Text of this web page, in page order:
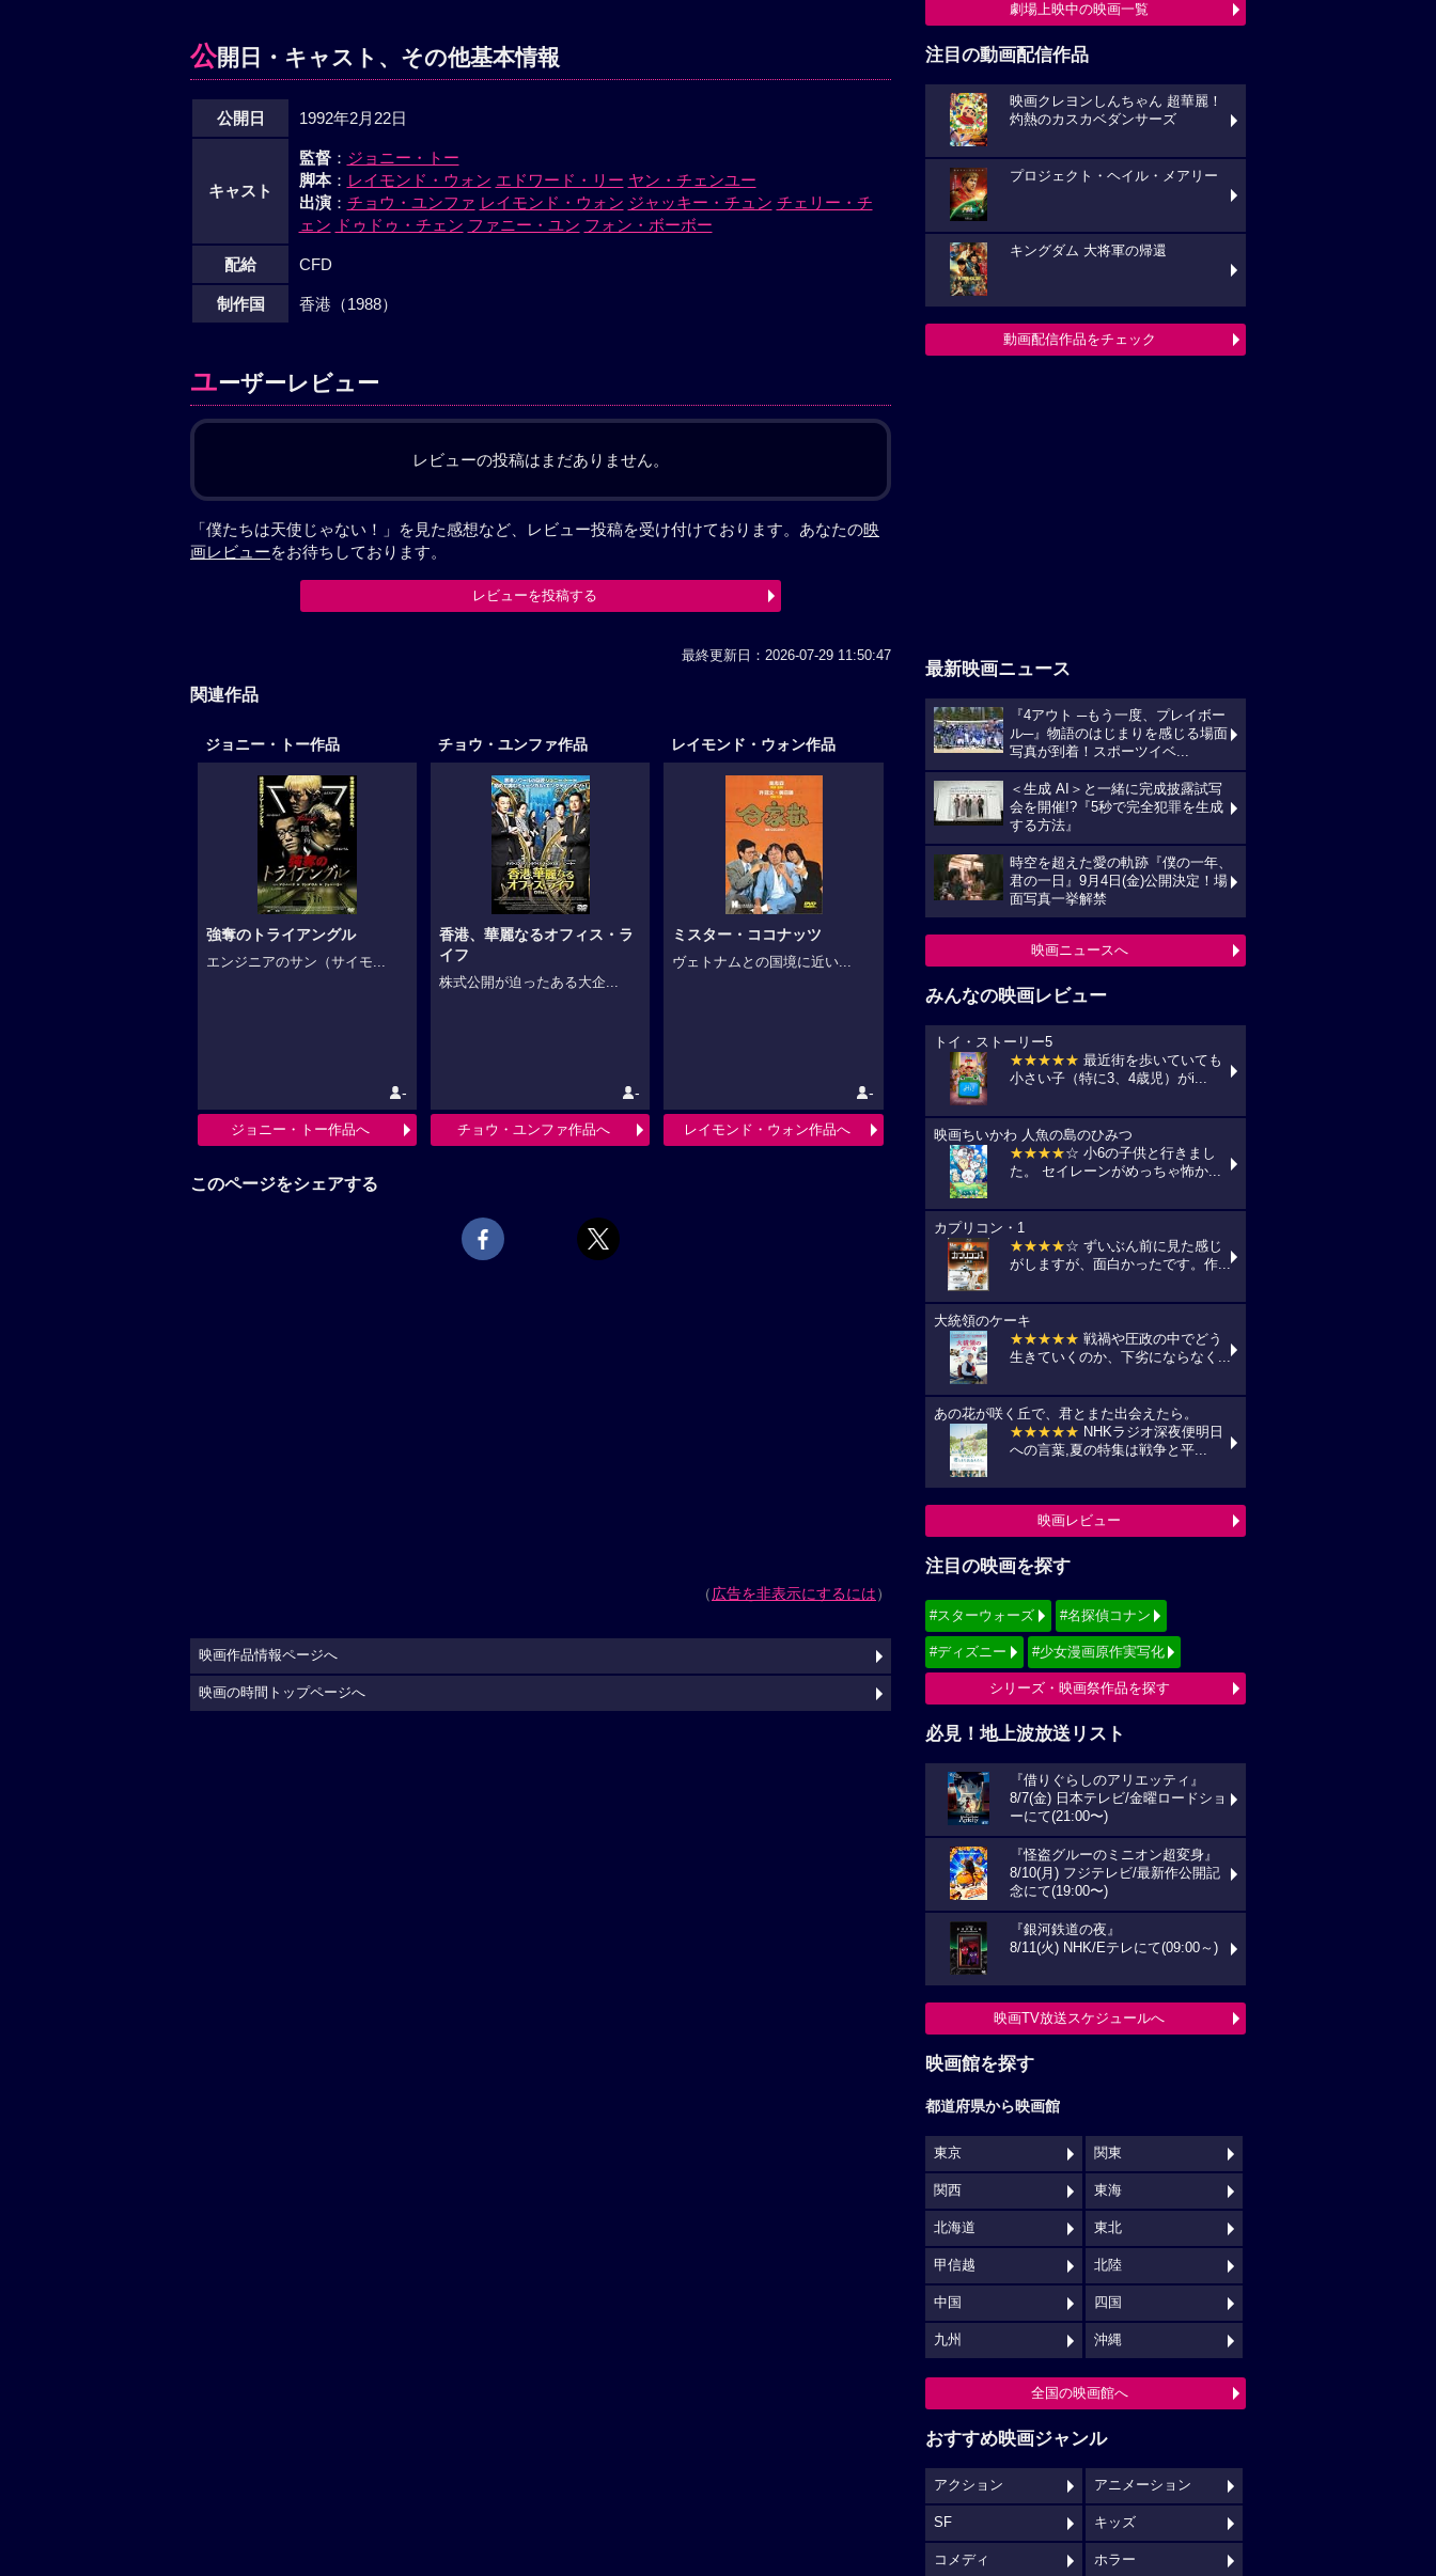
公開日・キャスト、その他基本情報
公開日 1992年2月22日
キャスト
監督： ジョニー・トー
脚本： レイモンド・ウォン エドワード・リー ヤン・チェンユー
出演： チョウ・ユンファ レイモンド・ウォン ジャッキー・チュン チェリー・チ
ェン ドゥドゥ・チェン ファニー・ユン フォン・ボーボー
配給 CFD
制作国 香港（1988）
ユーザーレビュー
レビューの投稿はまだありません。
「僕たちは天使じゃない！」を見た感想など、レビュー投稿を受け付けております。あなたの映
画レビューをお待ちしております。
レビューを投稿する
最終更新日：2026-07-29 11:50:47
関連作品
ジョニー・トー作品
強奪のトライアングル
エンジニアのサン（サイモ...
-
ジョニー・トー作品へ
チョウ・ユンファ作品
香港、華麗なるオフィス・ラ
イフ
株式公開が迫ったある大企...
-
チョウ・ユンファ作品へ
レイモンド・ウォン作品
ミスター・ココナッツ
ヴェトナムとの国境に近い...
-
レイモンド・ウォン作品へ
このページをシェアする
（広告を非表示にするには）
劇場上映中の映画一覧
注目の動画配信作品
映画クレヨンしんちゃん 超華麗！
灼熱のカスカベダンサーズ
プロジェクト・ヘイル・メアリー
キングダム 大将軍の帰還
動画配信作品をチェック
最新映画ニュース
『4アウト ─もう一度、プレイボー
ル─』物語のはじまりを感じる場面
写真が到着！スポーツイベ...
＜生成 AI＞と一緒に完成披露試写
会を開催!?『5秒で完全犯罪を生成
する方法』
時空を超えた愛の軌跡『僕の一年、
君の一日』9月4日(金)公開決定！場
面写真一挙解禁
映画ニュースへ
みんなの映画レビュー
トイ・ストーリー5
★★★★★ 最近街を歩いていても
小さい子（特に3、4歳児）がi...
映画ちいかわ 人魚の島のひみつ
★★★★☆ 小6の子供と行きまし
た。 セイレーンがめっちゃ怖か...
カプリコン・1
★★★★☆ ずいぶん前に見た感じ
がしますが、面白かったです。作...
大統領のケーキ
★★★★★ 戦禍や圧政の中でどう
生きていくのか、下劣にならなく...
あの花が咲く丘で、君とまた出会えたら。
★★★★★ NHKラジオ深夜便明日
への言葉,夏の特集は戦争と平...
映画レビュー
注目の映画を探す
#スターウォーズ #名探偵コナン
#ディズニー #少女漫画原作実写化
シリーズ・映画祭作品を探す
必見！地上波放送リスト
『借りぐらしのアリエッティ』
8/7(金) 日本テレビ/金曜ロードショ
ーにて(21:00〜)
『怪盗グルーのミニオン超変身』
8/10(月) フジテレビ/最新作公開記
念にて(19:00〜)
『銀河鉄道の夜』
8/11(火) NHK/Eテレにて(09:00～)
映画TV放送スケジュールへ
映画館を探す
都道府県から映画館
東京 関東
関西 東海
北海道 東北
甲信越 北陸
中国 四国
九州 沖縄
全国の映画館へ
おすすめ映画ジャンル
アクション アニメーション
SF キッズ
コメディ ホラー
映画作品情報ページへ
映画の時間トップページへ